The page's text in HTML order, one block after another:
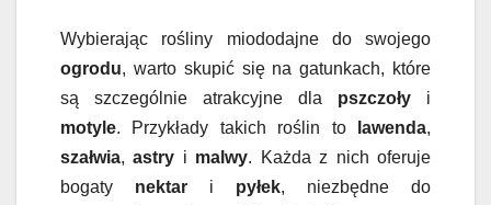
Wybierając rośliny miododajne do swojego
ogrodu, warto skupić się na gatunkach, które
są szczególnie atrakcyjne dla pszczoły i
motyle. Przykłady takich roślin to lawenda,
szałwia,astry i malwy. Każda z nich oferuje
bogaty nektar i pyłek, niezbędne do